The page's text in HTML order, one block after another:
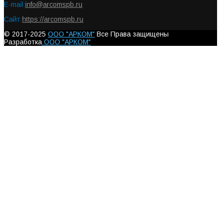
E-mail:info@arcomspb.ru
Сайт:https://arcomspb.ru
© 2017-2025 ООО "АРКОМ" Все Права защищены
Разработка ООО "АРКОМ"